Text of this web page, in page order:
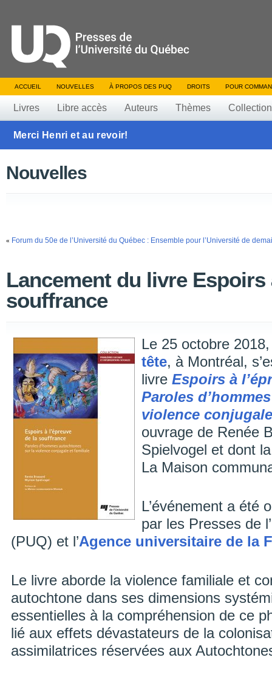
ACCUEIL NOUVELLES À PROPOS DES PUQ DROITS POUR
Livres Libre accès Auteurs Thèmes
Merci Henri et au revoir!
Nouvelles
« Forum du 50e de l’Université du Québec : Ensemble pour l’Université de
Lancement du livre Espoirs
souffrance
Le 25 octobre
tête, à Montréal,
livre Espoirs à
Paroles
violence
ouvrage de Renée
Spielvogel et dont
La Maison
L’événement a été
par les Presses de
(PUQ) et l’Agence universitaire de la
Le livre aborde la violence familiale et
autochtone dans ses dimensions
essentielles à la compréhension de ce
lié aux effets dévastateurs de la
assimilatrices réservées aux